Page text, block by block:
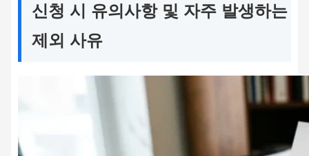
신청 시 유의사항 및 자주 발생하는
제외 사유